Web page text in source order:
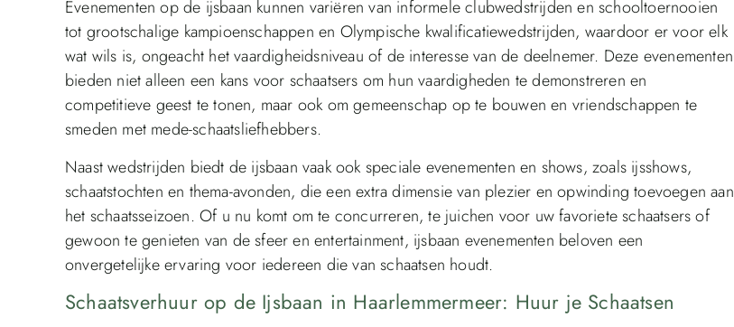
Evenementen op de ijsbaan kunnen variëren van informele clubwedstrijden en schooltoernooien
tot grootschalige kampioenschappen en Olympische kwalificatiewedstrijden, waardoor er voor elk
wat wils is, ongeacht het vaardigheidsniveau of de interesse van de deelnemer. Deze evenementen
bieden niet alleen een kans voor schaatsers om hun vaardigheden te demonstreren en
competitieve geest te tonen, maar ook om gemeenschap op te bouwen en vriendschappen te
smeden met mede-schaatsliefhebbers.
Naast wedstrijden biedt de ijsbaan vaak ook speciale evenementen en shows, zoals ijsshows,
schaatstochten en thema-avonden, die een extra dimensie van plezier en opwinding toevoegen aan
het schaatsseizoen. Of u nu komt om te concurreren, te juichen voor uw favoriete schaatsers of
gewoon te genieten van de sfeer en entertainment, ijsbaan evenementen beloven een
onvergetelijke ervaring voor iedereen die van schaatsen houdt.
Schaatsverhuur op de Ijsbaan in Haarlemmermeer: Huur je Schaatsen